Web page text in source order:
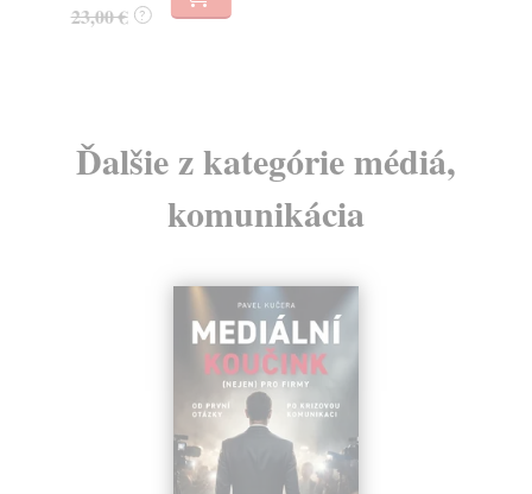
23,00 € ?
Ďalšie z kategórie médiá,
komunikácia